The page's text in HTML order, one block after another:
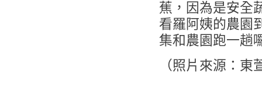
蕉，因為是安全
看羅阿姨的農園
集和農園跑一趟
（照片來源：東